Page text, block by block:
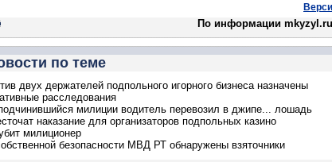
По информации
по теме
двух держателей подпольного игорного бизнеса назначены
расследования
милиции водитель перевозил в джипе... лошадь
наказание для организаторов подпольных казино
милиционер
безопасности МВД РТ обнаружены взяточники